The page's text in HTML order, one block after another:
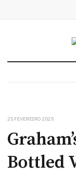
25 FEVEREIRO 2025
Bottled